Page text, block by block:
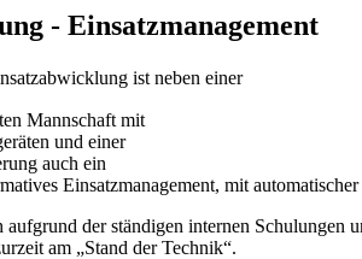
- Einsatzmanagement
ist neben einer
Mannschaft mit
und einer
auch ein
Einsatzmanagement, mit
aufgrund der ständigen internen
am „Stand der Technik“.